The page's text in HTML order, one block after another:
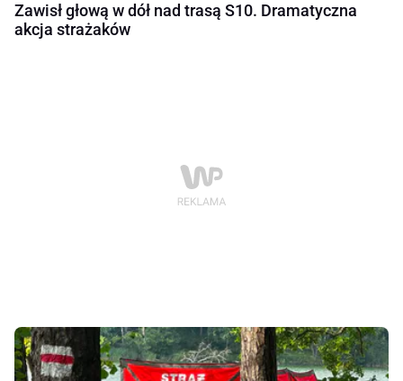
Zawisł głową w dół nad trasą S10. Dramatyczna
akcja strażaków